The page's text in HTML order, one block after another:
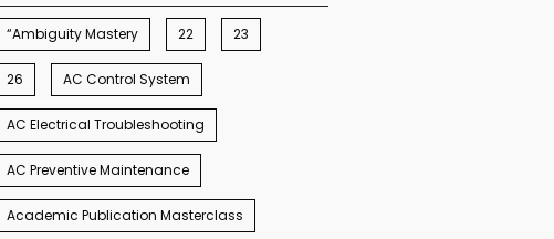
“Ambiguity Mastery 22 23
26 AC Control System
AC Electrical Troubleshooting
AC Preventive Maintenance
Academic Publication Masterclass